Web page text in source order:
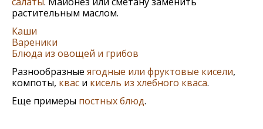
растительным маслом.
Каши
Вареники
Блюда из овощей и грибов
Разнообразные ягодные или фруктовые кисели,
компоты, квас и кисель из хлебного кваса.
Еще примеры постных блюд.